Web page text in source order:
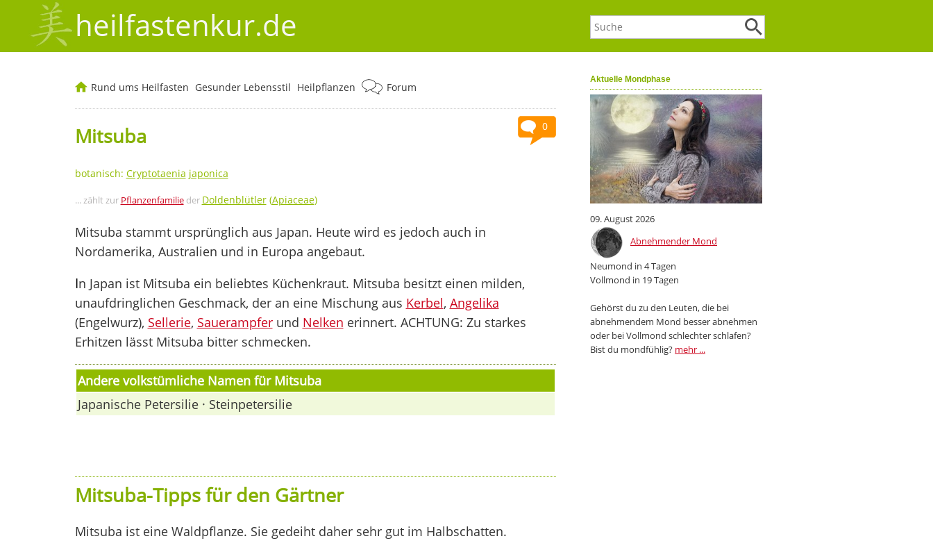
heilfastenkur.de
Aktuelle Mondphase
09. August 2026
Abnehmender Mond
Neumond in 4 Tagen
Vollmond in 19 Tagen
Gehörst du zu den Leuten, die bei
abnehmendem Mond besser abnehmen
oder bei Vollmond schlechter schlafen?
Bist du mondfühlig? mehr ...
Rund ums Heilfasten Gesunder Lebensstil Heilpflanzen Forum
0
Mitsuba
botanisch: Cryptotaenia japonica
... zählt zur Pflanzenfamilieder Doldenblütler(Apiaceae)
Mitsuba stammt ursprünglich aus Japan. Heute wird es jedoch auch in
Nordamerika, Australien und in Europa angebaut.
In Japan ist Mitsuba ein beliebtes Küchenkraut. Mitsuba besitzt einen milden,
unaufdringlichen Geschmack, der an eine Mischung aus Kerbel, Angelika
(Engelwurz), Sellerie, Sauerampferund Nelken erinnert. ACHTUNG: Zu starkes
Erhitzen lässt Mitsuba bitter schmecken.
Andere volkstümliche Namen für Mitsuba
Japanische Petersilie · Steinpetersilie
Mitsuba-Tipps für den Gärtner
Mitsuba ist eine Waldpflanze. Sie gedeiht daher sehr gut im Halbschatten.